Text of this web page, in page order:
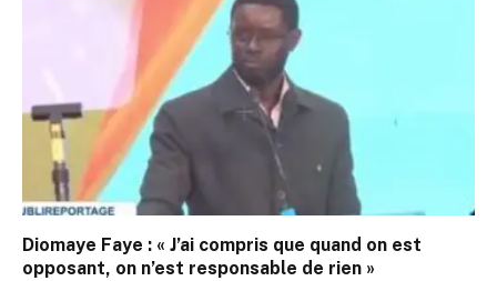
Diomaye Faye : « J’ai compris que quand on est
opposant, on n’est responsable de rien »